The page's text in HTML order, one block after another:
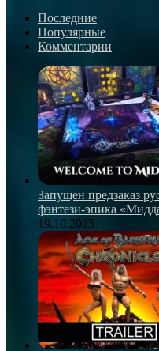
певчих
птицах
змеях»
менторы
обращаются
студентам
Последние
Популярные
Комментарии
Запущен предзаказ
фэнтези-эпика
19.10.2025